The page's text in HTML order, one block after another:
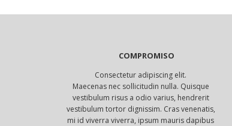
COMPROMISO
Consectetur adipiscing elit.
Maecenas nec sollicitudin nulla. Quisque
vestibulum risus a odio varius, hendrerit
vestibulum tortor dignissim. Cras venenatis,
mi id viverra viverra, ipsum mauris dapibus